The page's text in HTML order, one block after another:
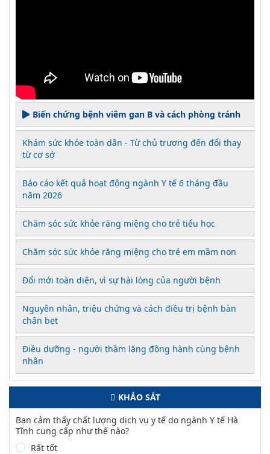
Biến chứng bệnh viêm gan B và cách phòng tránh
Khám sức khỏe toàn dân - Từ chủ trương đến đổi thay
từ cơ sở
Báo cáo kết quả hoạt động ngành Y tế 6 tháng đầu
năm 2026
Chăm sóc sức khỏe răng miệng cho trẻ tiểu học
Chăm sóc sức khỏe răng miệng cho trẻ em mầm non
Đổi mới toàn diện, vì sự hài lòng của người bệnh
Nguyên nhân, triệu chứng và cách điều trị bệnh bàn
chân bẹt
Điều dưỡng - người thầm lặng đồng hành cùng bệnh
nhân
KHẢO SÁT
Bạn cảm thấy chất lượng dịch vụ y tế do ngành Y tế Hà
Tĩnh cung cấp như thế nào?
Rất tốt